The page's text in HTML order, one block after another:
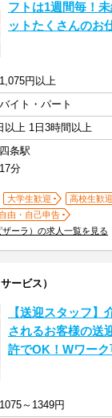
フトは1週間毎！
ットたくさんのお
円以上
イト・パート
以上 1日3時間以上
条駅
分
大学生歓迎
高校生歓迎
由・自己申告
ーラ）の求人一覧を見る
ービス）
【送迎スタッフ】
されるお客様の送
許でOK！Wワー
～1349円